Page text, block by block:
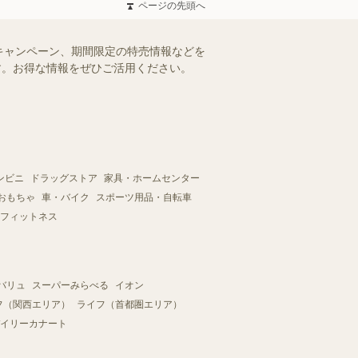
ページの先頭へ
ンペーン、期間限定の特売情報などを
お得な情報をぜひご活用ください。
ビニ ドラッグストア
家具・ホームセンター
もちゃ
車・バイク
スポーツ用品・自転車
ィットネス
リュ スーパーみらべる
イオン
関西エリア）
ライフ（首都圏エリア）
リーカナート